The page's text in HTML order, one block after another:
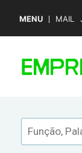
MENU MAIL